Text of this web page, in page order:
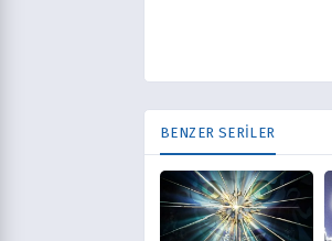
BENZER SERİLER